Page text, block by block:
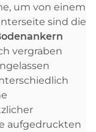
um von einem
sind die
vergraben
aufgedruckten